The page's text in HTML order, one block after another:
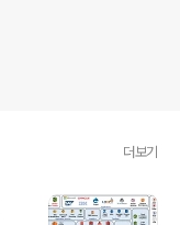
더보기